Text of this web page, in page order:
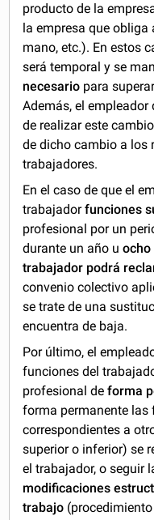
producto de la
la empresa que
mano, etc.). En estos
será temporal y se
necesario para
Además, el
de realizar este
de dicho cambio a los
trabajadores.
En el caso de que el
trabajadorfunciones
profesional por un
durante un año uocho
trabajador podrá
convenio colectivo
se trate de una
encuentra de baja.
Por último, el
funciones del
profesional deforma
forma permanente
correspondientes a
superior o inferior) se
el trabajador, o seguir
modificaciones
trabajo